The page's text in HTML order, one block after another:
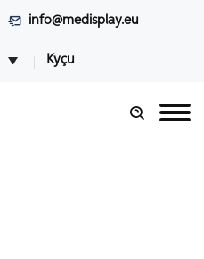
info@medisplay.eu
Kyçu